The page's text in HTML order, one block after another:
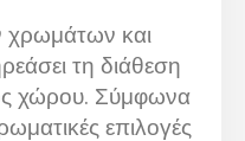
και
τη διάθεση
χώρου. Σύμφωνα
επιλογές